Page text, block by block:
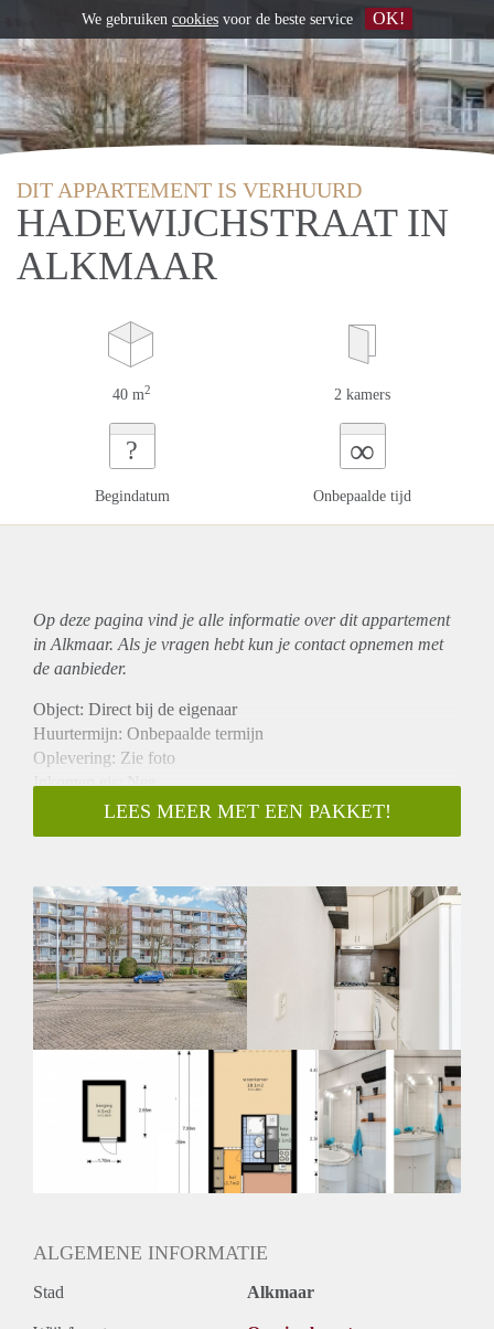
DIT APPARTEMENT IS VERHUURD
HADEWIJCHSTRAAT IN
ALKMAAR
40 m2 2 kamers
?
Begindatum
∞
Onbepaalde tijd
Op deze pagina vind je alle informatie over ditappartement
in Alkmaar. Als je vragen hebt kun je contact opnemen met
de aanbieder.
Object: Direct bij de eigenaar
Huurtermijn: Onbepaalde termijn
Oplevering: Zie foto
Inkomen eis: Nee
Garantiestelling mogelijk: Nee
Borg: 1 Maand
Huisdieren toegestaan: Afhankelijk van de Eigenaar
Huurtoeslag grens: Ja
Geschikt voor studenten: Afhankelijk van de Eigenaar
LEES MEER MET EEN PAKKET!
ALGEMENE INFORMATIE
Stad Alkmaar
We gebruiken cookies voor de beste service OK!